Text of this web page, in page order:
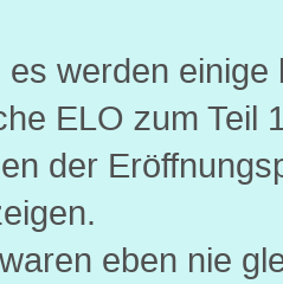
es werden
ELO zum Teil
der
eben nie